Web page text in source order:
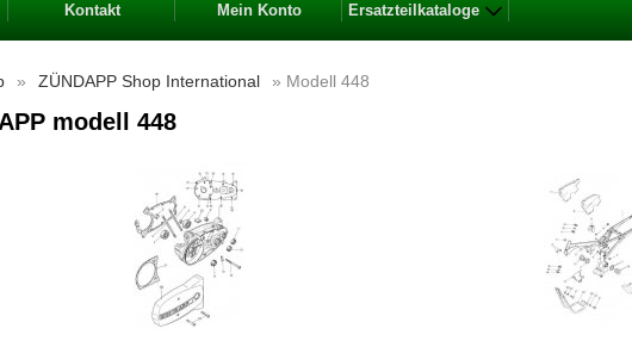
Kontakt Mein Konto Ersatzteilkataloge
» ZÜNDAPP Shop International » Modell 448
modell 448